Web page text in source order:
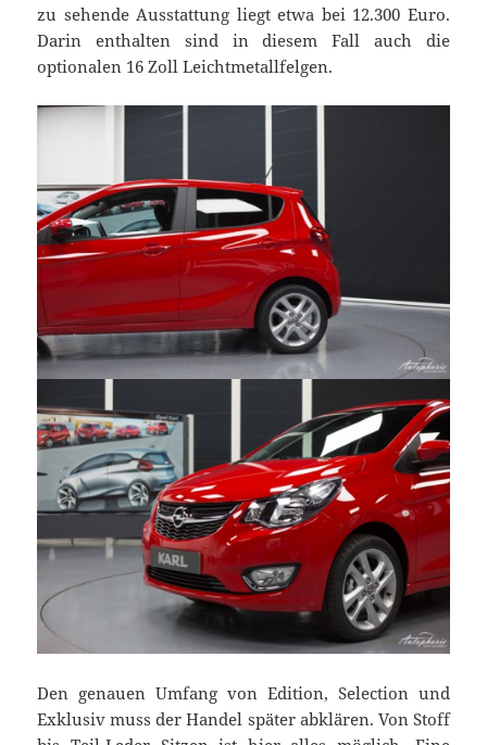
zu sehende Ausstattung liegt etwa bei 12.300 Euro.
Darin enthalten sind in diesem Fall auch die
optionalen 16 Zoll Leichtmetallfelgen.
Den genauen Umfang von Edition, Selection und
Exklusiv muss der Handel später abklären. Von Stoff